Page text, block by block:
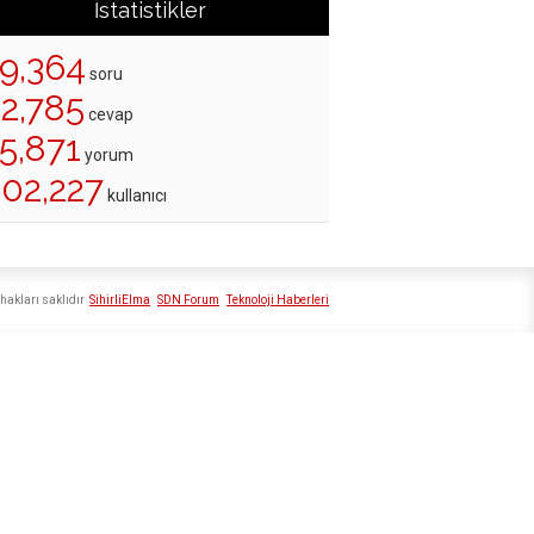
İstatistikler
soru
cevap
yorum
kullanıcı
SihirliElma SDN Forum Teknoloji Haberleri
saklıdır